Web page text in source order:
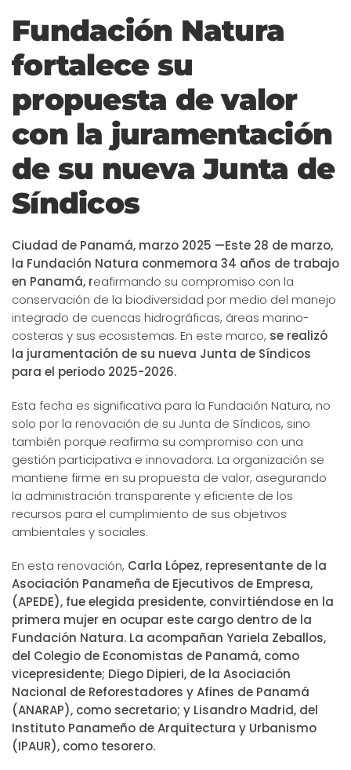
Fundación Natura
fortalece su
propuesta de valor
con la juramentación
de su nueva Junta de
Síndicos
Ciudad de Panamá, marzo 2025 —Este 28 de marzo,
la Fundación Natura conmemora 34 años de trabajo
en Panamá, reafirmando su compromiso con la
conservación de la biodiversidad por medio del manejo
integrado de cuencas hidrográficas, áreas marino-
costeras y sus ecosistemas. En este marco, se realizó
la juramentación de su nueva Junta de Síndicos
para el periodo 2025-2026.
Esta fecha es significativa para la Fundación Natura, no
solo por la renovación de su Junta de Síndicos, sino
también porque reafirma su compromiso con una
gestión participativa e innovadora. La organización se
mantiene firme en su propuesta de valor, asegurando
la administración transparente y eficiente de los
recursos para el cumplimiento de sus objetivos
ambientales y sociales.
En esta renovación, Carla López, representante de la
Asociación Panameña de Ejecutivos de Empresa,
(APEDE), fue elegida presidente, convirtiéndose en la
primera mujer en ocupar este cargo dentro de la
Fundación Natura. La acompañan Yariela Zeballos,
del Colegio de Economistas de Panamá, como
vicepresidente; Diego Dipieri, de la Asociación
Nacional de Reforestadores y Afines de Panamá
(ANARAP), como secretario; y Lisandro Madrid, del
Instituto Panameño de Arquitectura y Urbanismo
(IPAUR), como tesorero.